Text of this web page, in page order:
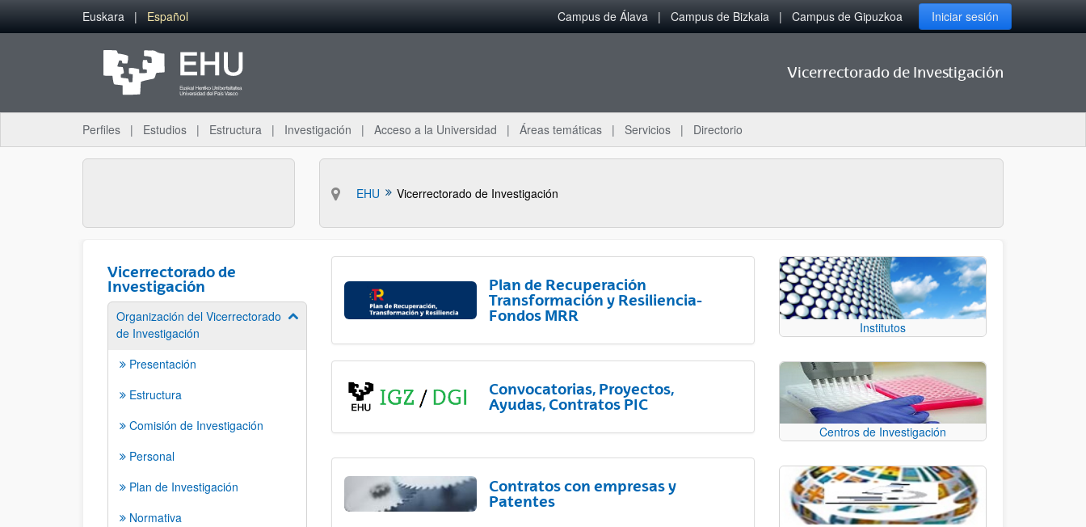
Saltar al contenido principal
Euskara Español Campus de Álava Campus de Bizkaia Campus de Gipuzkoa Iniciar sesión
Vicerrectorado de Investigación
Perfiles Estudios Estructura Investigación Acceso a la Universidad Áreas temáticas Servicios Directorio
EHU Vicerrectorado de Investigación
Vicerrectorado de
Investigación
Organización del Vicerrectorado
de Investigación
Mostrar/ocultar subpáginas
Presentación
Estructura
Comisión de Investigación
Personal
Plan de Investigación
Normativa
Plan de Recuperación
Transformación y Resiliencia-
Fondos MRR
Convocatorias, Proyectos,
Ayudas, Contratos PIC
Contratos con empresas y
Patentes
Institutos
Centros de Investigación